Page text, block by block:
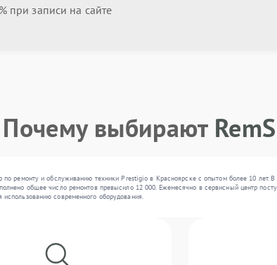
при записи на сайте
Почему выбирают
ремонту и обслуживанию техники Prestigio в Красноярске с опытом более 10
общее число ремонтов превысило 12 000. Ежемесячно в сервисный центр
современного оборудования.